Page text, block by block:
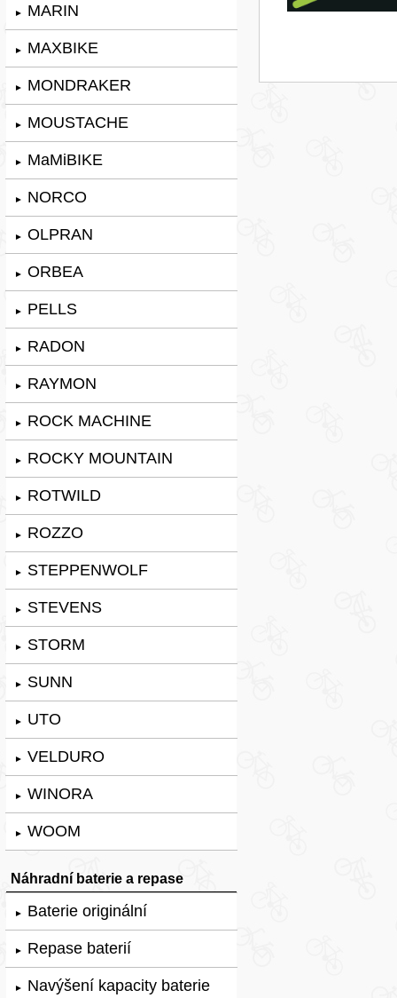
► MARIN
► MAXBIKE
► MONDRAKER
► MOUSTACHE
► MaMiBIKE
► NORCO
► OLPRAN
► ORBEA
► PELLS
► RADON
► RAYMON
► ROCK MACHINE
► ROCKY MOUNTAIN
► ROTWILD
► ROZZO
► STEPPENWOLF
► STEVENS
► STORM
► SUNN
► UTO
► VELDURO
► WINORA
► WOOM
Náhradní baterie a repase
► Baterie originální
► Repase baterií
► Navýšení kapacity baterie